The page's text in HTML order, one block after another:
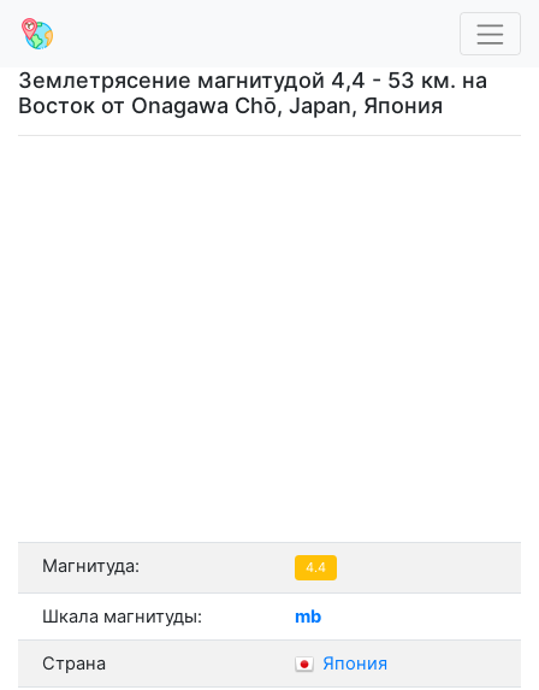
Землетрясение магнитудой 4,4 - 53 км. на
Восток от Onagawa Chō, Japan, Япония
Магнитуда: 4.4
Шкала магнитуды: mb
Страна Япония